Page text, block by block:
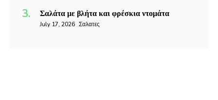
Σαλάτα με βλήτα και φρέσκια ντομάτα
July 17, 2026 Σαλατες